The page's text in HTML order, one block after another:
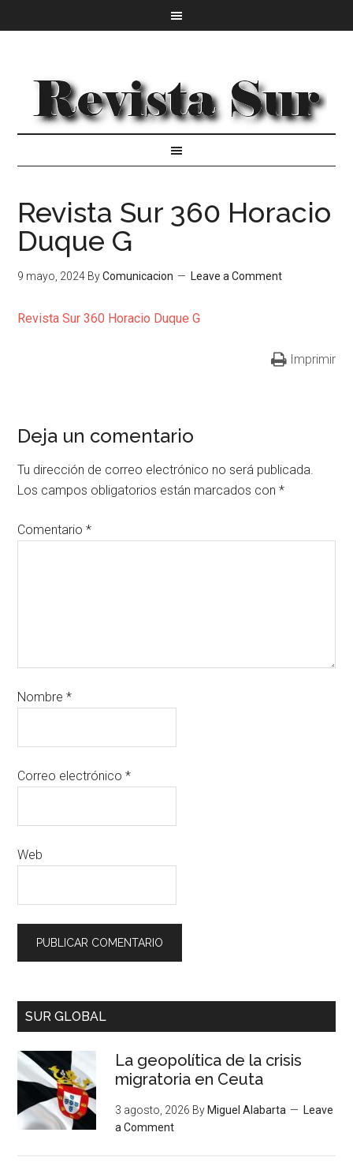
Revista Sur 360 Horacio
Duque G
9 mayo, 2024 ByComunicacion Leave a Comment
Revista Sur 360 Horacio Duque G
Imprimir
Deja un comentario
Tu dirección de correo electrónico no será publicada.
Los campos obligatorios están marcados con*
Comentario*
Nombre*
Correo electrónico*
Web
SUR GLOBAL
La geopolítica de la crisis
migratoria en Ceuta
3 agosto, 2026 By Miguel Alabarta
Leave
a Comment